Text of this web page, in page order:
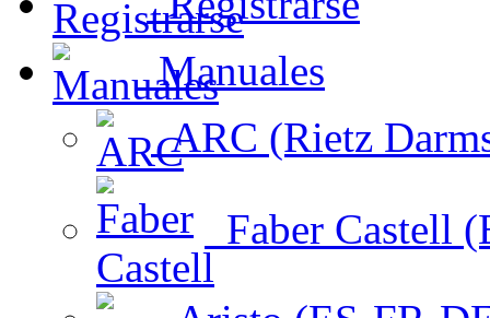
Manuales
ARC (Rietz
Faber Castell